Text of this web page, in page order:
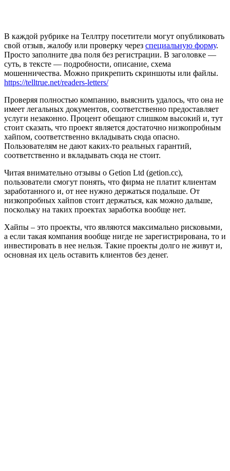
В каждой рубрике на Теллтру посетители могут опубликовать
свой отзыв, жалобу или проверку через специальную форму.
Просто заполните два поля без регистрации. В заголовке —
суть, в тексте — подробности, описание, схема
мошенничества. Можно прикрепить скриншоты или файлы.
https://telltrue.net/readers-letters/
Проверяя полностью компанию, выяснить удалось, что она не
имеет легальных документов, соответственно предоставляет
услуги незаконно. Процент обещают слишком высокий и, тут
стоит сказать, что проект является достаточно низкопробным
хайпом, соответственно вкладывать сюда опасно.
Пользователям не дают каких-то реальных гарантий,
соответственно и вкладывать сюда не стоит.
Читая внимательно отзывы о Getion Ltd (getion.cc),
пользователи смогут понять, что фирма не платит клиентам
заработанного и, от нее нужно держаться подальше. От
низкопробных хайпов стоит держаться, как можно дальше,
поскольку на таких проектах заработка вообще нет.
Хайпы – это проекты, что являются максимально рисковыми,
а если такая компания вообще нигде не зарегистрирована, то и
инвестировать в нее нельзя. Такие проекты долго не живут и,
основная их цель оставить клиентов без денег.